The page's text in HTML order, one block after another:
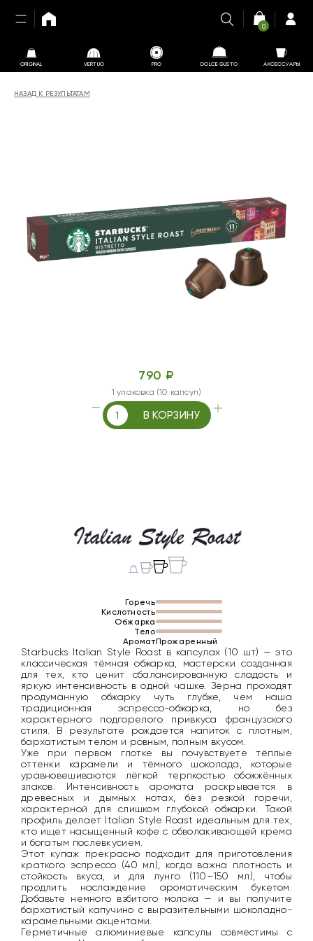
ORIGINAL VERTUO PRO DOLCE GUSTO АКСЕССУАРЫ
0
НАЗАД К РЕЗУЛЬТАТАМ
790 ₽
1 упаковка (10 капсул)
В КОРЗИНУ
Горечь
Кислотность
Обжарка
Тело
АроматПрожаренный
Starbucks Italian Style Roast в капсулах (10 шт) — это
классическая тёмная обжарка, мастерски созданная
для тех, кто ценит сбалансированную сладость и
яркую интенсивность в одной чашке. Зёрна проходят
продуманную обжарку чуть глубже, чем наша
традиционная эспрессо-обжарка, но без
характерного подгорелого привкуса французского
стиля. В результате рождается напиток с плотным,
бархатистым телом и ровным, полным вкусом.
Уже при первом глотке вы почувствуете тёплые
оттенки карамели и тёмного шоколада, которые
уравновешиваются лёгкой терпкостью обожжённых
злаков. Интенсивность аромата раскрывается в
древесных и дымных нотах, без резкой горечи,
характерной для слишком глубокой обжарки. Такой
профиль делает Italian Style Roast идеальным для тех,
кто ищет насыщенный кофе с обволакивающей крема
и богатым послевкусием.
Этот купаж прекрасно подходит для приготовления
краткого эспрессо (40 мл), когда важна плотность и
стойкость вкуса, и для лунго (110–150 мл), чтобы
продлить наслаждение ароматическим букетом.
Добавьте немного взбитого молока — и вы получите
бархатистый капучино с выразительными шоколадно-
карамельными акцентами.
Герметичные алюминиевые капсулы совместимы с